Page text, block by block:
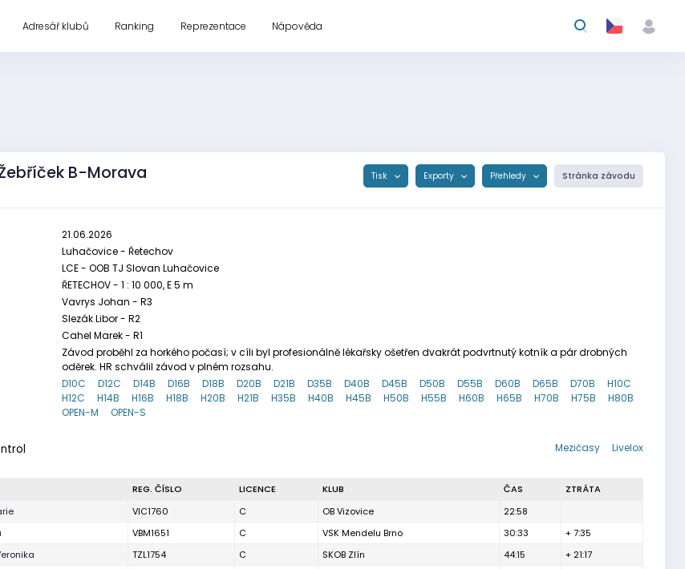
Adresář klubů Ranking Reprezentace Nápověda
B-Morava Tisk Exporty Přehledy Stránka závodu
21.06.2026
Luhačovice - Řetechov
LCE - OOB TJ Slovan Luhačovice
ŘETECHOV - 1 : 10 000, E 5 m
Vavrys Johan - R3
Slezák Libor - R2
Cahel Marek - R1
Závod proběhl za horkého počasí; v cíli byl profesionálně lékařsky ošetřen dvakrát podvrtnutý kotník a pár drobných
oděrek. HR schválil závod v plném rozsahu.
D10C D12C D14B D16B D18B D20B D21B D35B D40B D45B D50B D55B D60B D65B D70B
H10C
H12C
H14B H16B H18B H20B H21B H35B H40B H45B H50B H55B H60B H65B H70B H75B
H80B
OPEN-M
OPEN-S
Livelox
Mezičasy
REG. ČÍSLO LICENCE KLUB ČAS
ZTRÁTA
VIC1760 C OB Vizovice
22:58
VBM1651 C VSK Mendelu Brno 30:33
+ 7:35
TZL1754 C SKOB Zlín 44:15
+ 21:17